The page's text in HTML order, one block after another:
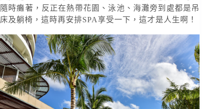
隨時癱著，反正在熱帶花園、泳池、海灘旁到處都是吊
床及躺椅，這時再安排SPA享受一下，這才是人生啊！